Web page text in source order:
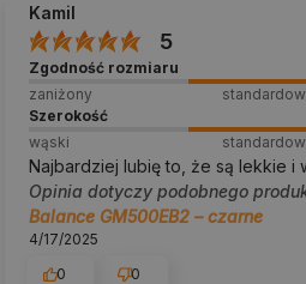
Kamil
5
Zgodność rozmiaru
zaniżony
Szerokość
wąski
Najbardziej lubię to, że są lekkie i
Opinia dotyczy podobnego
Balance GM500EB2 – czarne
4/17/2025
0
0